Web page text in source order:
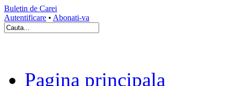
Buletin de Carei
Autentificare • Abonati-va
Pagina principala